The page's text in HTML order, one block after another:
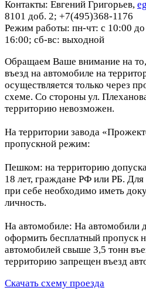
Контакты: Евгений Григорьев,
8101 доб. 2; +7(495)368-1176
Режим работы: пн-чт: с 10:00
16:00; сб-вс: выходной
Обращаем Ваше внимание на
въезд на автомобиле на
осуществляется только через
схеме. Со стороны ул.
территорию невозможен.
На территории завода
пропускной режим:
Пешком: на территорию
18 лет, граждане РФ или РБ.
при себе необходимо иметь
личность.
На автомобиле: На автомобили
оформить бесплатный пропуск
автомобилей свыше 3,5 тонн
территорию запрещен въезд
Скачать схему проезда